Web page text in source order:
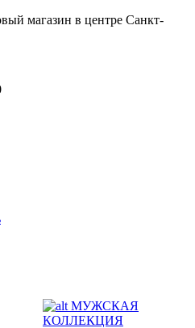
магазин в центре Санкт-
МУЖСКАЯ
КОЛЛЕКЦИЯ